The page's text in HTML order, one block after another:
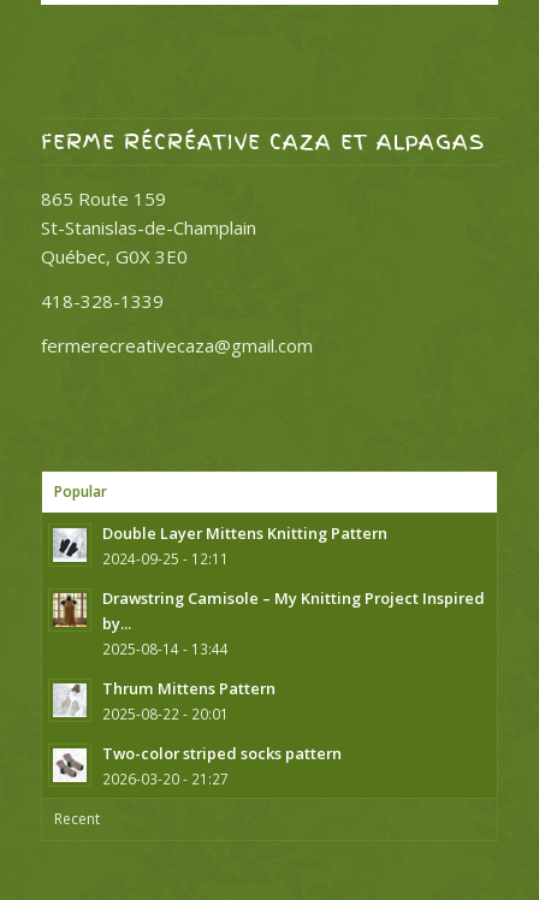
FERME RÉCRÉATIVE CAZA ET ALPAGAS
865 Route 159
St-Stanislas-de-Champlain
Québec, G0X 3E0
418-328-1339
fermerecreativecaza@gmail.com
Popular
Double Layer Mittens Knitting Pattern
2024-09-25 - 12:11
Drawstring Camisole – My Knitting Project Inspired
by...
2025-08-14 - 13:44
Thrum Mittens Pattern
2025-08-22 - 20:01
Two-color striped socks pattern
2026-03-20 - 21:27
Recent